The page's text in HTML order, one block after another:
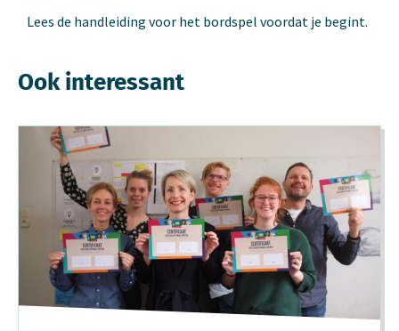
Bestandsgrootte
Lees de handleiding voor het bordspel voordat je begint.
Ook interessant